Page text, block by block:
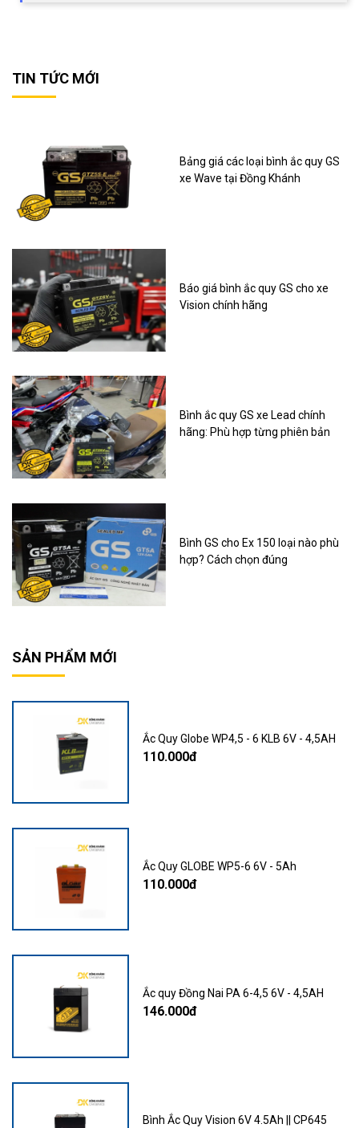
TIN TỨC MỚI
Bảng giá các loại bình ắc quy GS
xe Wave tại Đồng Khánh
Báo giá bình ắc quy GS cho xe
Vision chính hãng
Bình ắc quy GS xe Lead chính
hãng: Phù hợp từng phiên bản
Bình GS cho Ex 150 loại nào phù
hợp? Cách chọn đúng
SẢN PHẨM MỚI
Ắc Quy Globe WP4,5 - 6 KLB 6V - 4,5AH
110.000đ
Ắc Quy GLOBE WP5-6 6V - 5Ah
110.000đ
Ắc quy Đồng Nai PA 6-4,5 6V - 4,5AH
146.000đ
Bình Ắc Quy Vision 6V 4.5Ah || CP645